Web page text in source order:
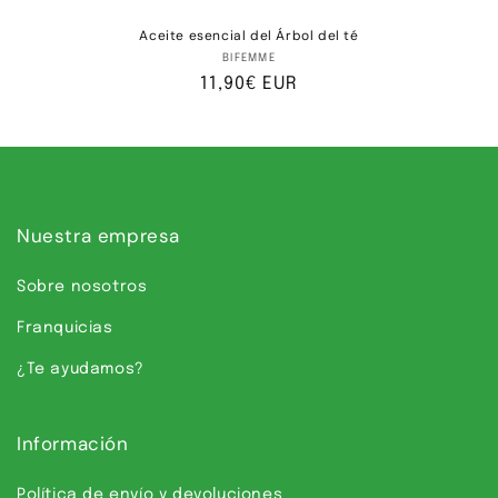
Aceite esencial del Árbol del té
Proveedor:
BIFEMME
Precio
11,90€ EUR
Nuestra empresa
Sobre nosotros
Franquicias
¿Te ayudamos?
Información
Política de envío y devoluciones